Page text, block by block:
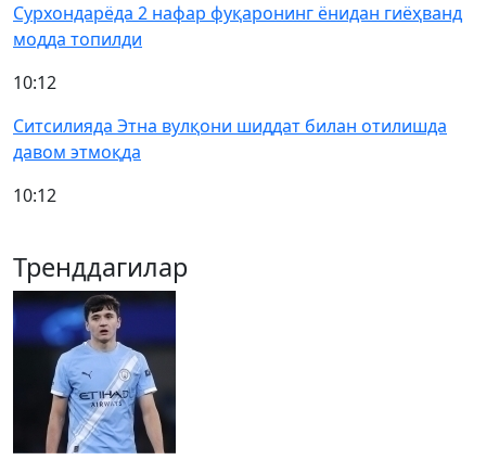
Сурхондарёда 2 нафар фуқаронинг ёнидан гиёҳванд
модда топилди
10:12
Ситсилияда Этна вулқони шиддат билан отилишда
давом этмоқда
10:12
Тренддагилар